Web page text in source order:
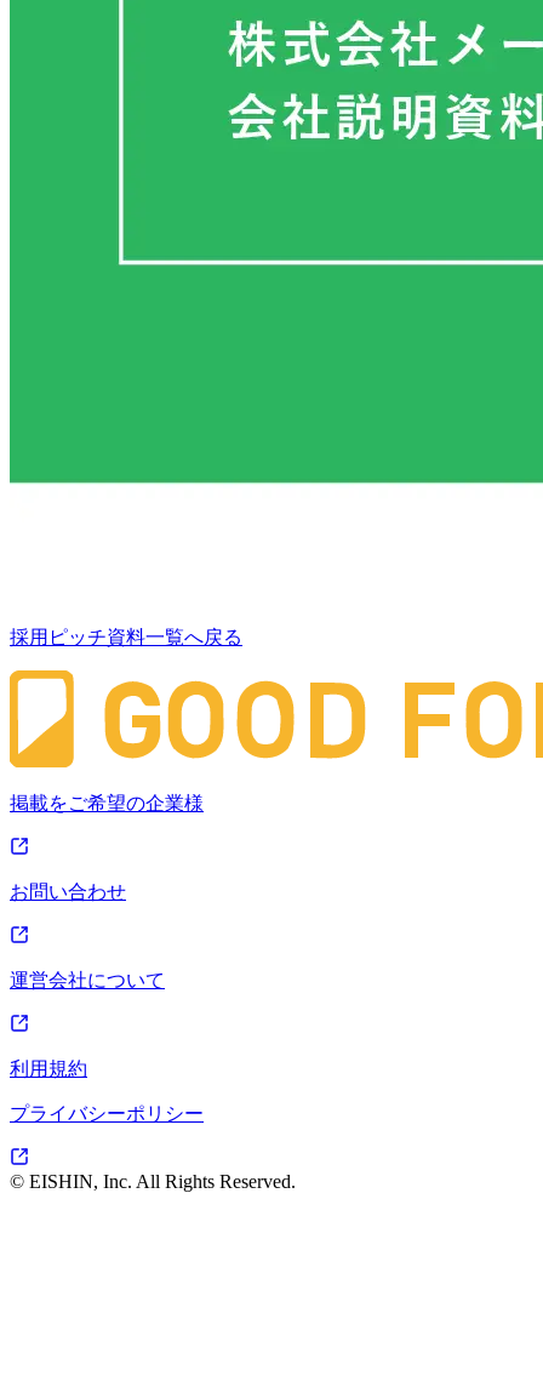
採用ピッチ資料一覧へ戻る
掲載をご希望の企業様
お問い合わせ
運営会社について
利用規約
プライバシーポリシー
© EISHIN, Inc. All Rights Reserved.